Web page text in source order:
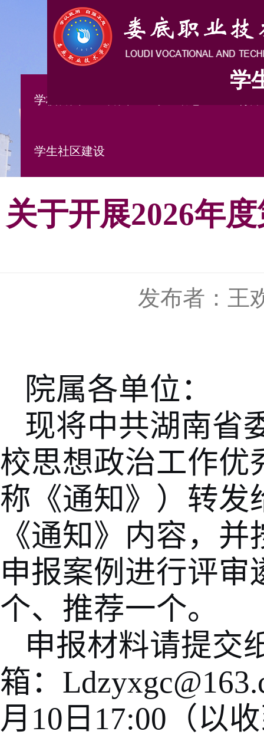
学
学校首页
学生社区建设
关于开展2026年
发布者：王
院属各单位：
现将中共湖南省
校思想政治工作优
称《通知》）转发
《通知》内容，
申报案例进行评
个、推荐一个。
申报材料请提交
箱：
月 10 日 17:00 （以